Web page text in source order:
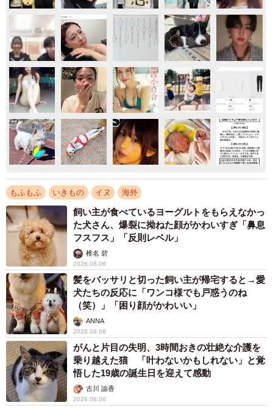
もふもふ いきもの イヌ 海外
飼い主が食べているヨーグルトをもらえなかっ
た犬さん、爆裂に拗ねた顔がかわいすぎ「鼻息
フスフス」「反則レベル」
椎名 碧
2026.08.06
髪をバッサリと切った飼い主が帰宅すると→愛
犬たちの反応に「ワンコ様でも戸惑うのね
（笑）」「困り顔がかわいい」
ANNA
2026.08.06
がんと片目の失明、3時間おきの壮絶な介護を
乗り越えた猫 「叶わないかもしれない」と覚
悟した19歳の誕生日を迎えて感動
古川 諭香
2026.08.06